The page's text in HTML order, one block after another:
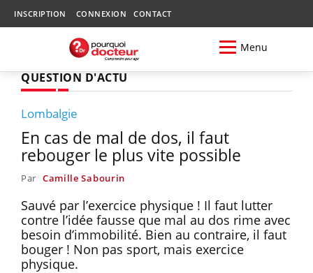
INSCRIPTION CONNEXION CONTACT
Menu
QUESTION D'ACTU
Lombalgie
En cas de mal de dos, il faut
rebouger le plus vite possible
Par Camille Sabourin
Sauvé par l’exercice physique ! Il faut lutter
contre l’idée fausse que mal au dos rime avec
besoin d’immobilité. Bien au contraire, il faut
bouger ! Non pas sport, mais exercice
physique.